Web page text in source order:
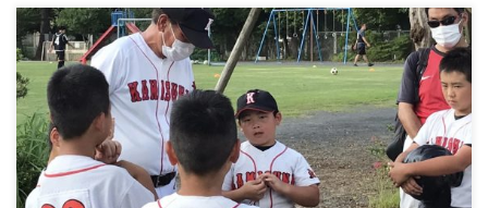
2022/09/04 3部三多摩大会vs四谷スワローズ 秋の大会が始まりま
した！ […]